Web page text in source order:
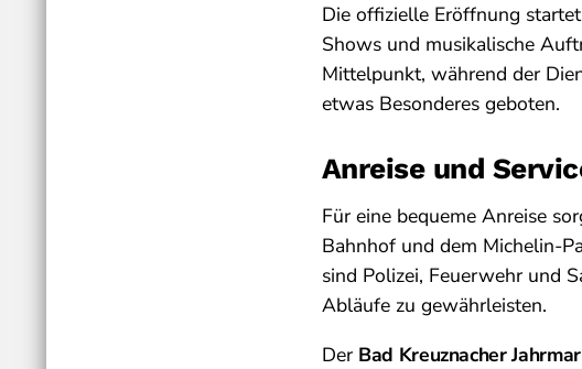
Die offizielle Eröffnung
Shows und musikalische
Mittelpunkt, während der
etwas Besonderes geboten.
Anreise und
Für eine bequeme Anreise
Bahnhof und dem Michelin-
sind Polizei, Feuerwehr und
Abläufe zu gewährleisten.
Der Bad Kreuznacher